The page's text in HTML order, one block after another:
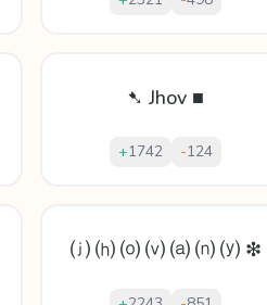
➷ Jhov ■
+1742 -124
⒥ ⒣ ⒪ ⒱ ⒜ ⒩ ⒴ ❇